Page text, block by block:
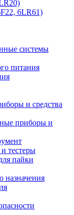
6LR61)
системы
питания
и средства
приборы и
тестеры
пайки
назначения